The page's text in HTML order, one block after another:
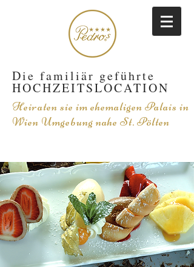
Die familiär geführte
HOCHZEITSLOCATION
Heiraten sie im ehemaligen Palais in
Wien Umgebung nahe St. Pölten